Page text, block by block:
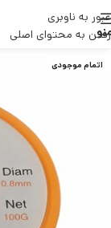
عبور به ناوبری
رفتن به محتوای اصلی
اتمام موجودی